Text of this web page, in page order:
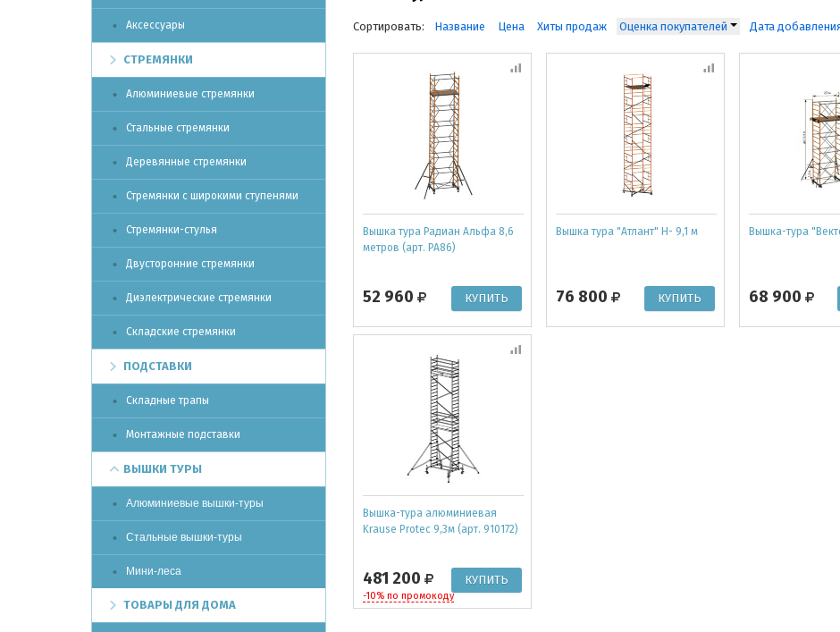
Аксессуары
СТРЕМЯНКИ
Алюминиевые стремянки
Стальные стремянки
Деревянные стремянки
Стремянки с широкими ступенями
Стремянки-стулья
Двусторонние стремянки
Диэлектрические стремянки
Складские стремянки
ПОДСТАВКИ
Складные трапы
Монтажные подставки
ВЫШКИ ТУРЫ
Алюминиевые вышки-туры
Стальные вышки-туры
Мини-леса
ТОВАРЫ ДЛЯ ДОМА
Сортировать: Название Цена Хиты продаж Оценка покупателей Дата
Вышка тура Радиан Альфа 8,6
метров (арт. РА86)
52 960
Вышка тура "Атлант" Н- 9,1 м
76 800
Вышка-тура
68 900
Вышка-тура алюминиевая
Krause Protec 9,3м (арт. 910172)
481 200
-10% по промокоду